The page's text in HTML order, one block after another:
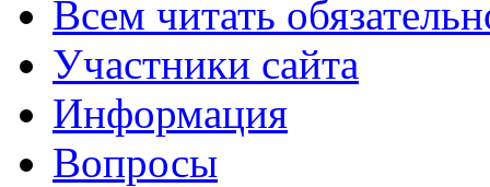
Всем читать
Участники сайта
Информация
Вопросы